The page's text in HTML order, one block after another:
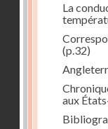
La
(p.32)
aux